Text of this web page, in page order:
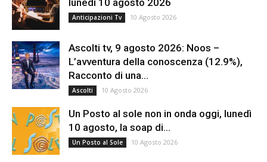
lunedì 10 agosto 2026
Anticipazioni Tv 10 Agosto 2026
Ascolti tv, 9 agosto 2026: Noos –
L’avventura della conoscenza (12.9%),
Racconto di una...
Ascolti 10 Agosto 2026
Un Posto al sole non in onda oggi, lunedì
10 agosto, la soap di...
Un Posto al Sole 10 Agosto 2026